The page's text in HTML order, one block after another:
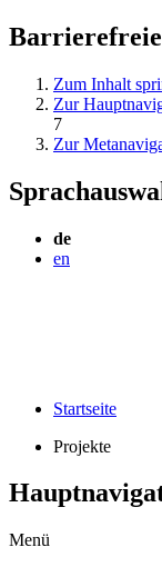
Barrierefreie
Zum Inhalt
Zur
7
Zur
de
en
Startseite
Projekte
Menü